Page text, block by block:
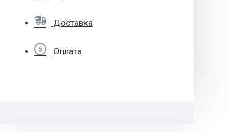
Доставка
Оплата